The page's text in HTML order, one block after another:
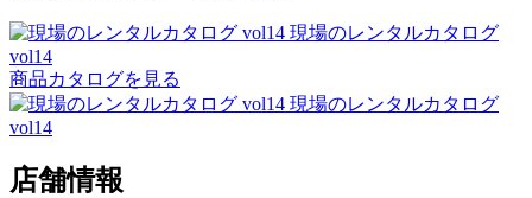
現場のレンタルカタログ
vol14
商品カタログを見る
現場のレンタルカタログ
vol14
店舗情報